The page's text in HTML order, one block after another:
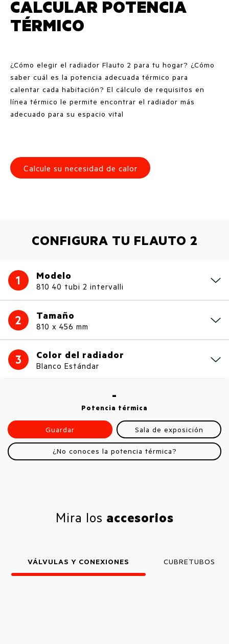
CALCULAR POTENCIA
TÉRMICO
¿Cómo elegir el radiador Flauto 2 para tu hogar? ¿Cómo
saber cuál es la potencia adecuada térmico para
calentar cada habitación? El cálculo de requisitos en
línea térmico le permite encontrar el radiador más
adecuado para su espacio vital
Calcule su necesidad de calor
CONFIGURA TU FLAUTO 2
1 Modelo
810 40 tubi 2 intervalli
2 Tamaño
810 x 456 mm
3 Color del radiador
Blanco Estándar
-
Potencia térmica
Guardar Sala de exposición
¿No conoces la potencia térmica?
Mira los accesorios
VÁLVULAS Y CONEXIONES CUBRETUBOS